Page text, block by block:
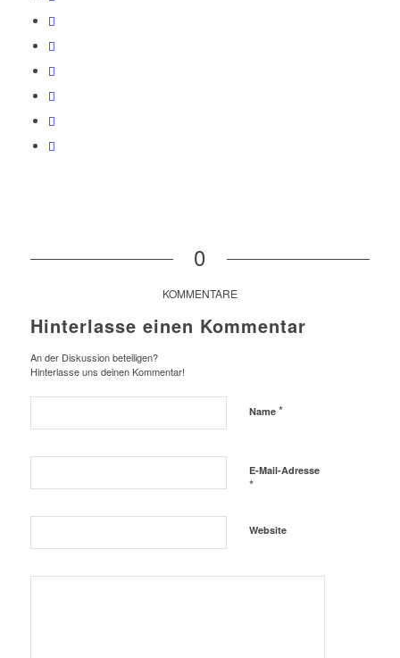
0
KOMMENTARE
Hinterlasse einen Kommentar
An der Diskussion beteiligen?
Hinterlasse uns deinen Kommentar!
Name *
E-Mail-Adresse
*
Website